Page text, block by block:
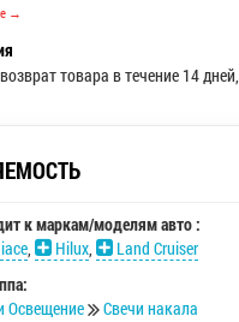
→
товара в течение 14 дней,
к маркам/моделям авто :
, Hilux,
Land Cruiser
Освещение Свечи накала